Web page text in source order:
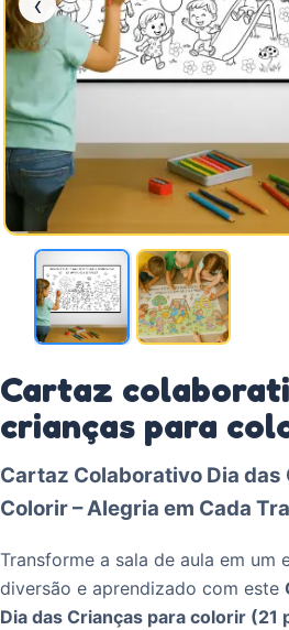
Cartaz
crianças para
Cartaz Colaborativo Dia das
Colorir – Alegria em Cada
Transforme a sala de aula em um
diversão e aprendizado com este
Dia das Crianças para colorir (21